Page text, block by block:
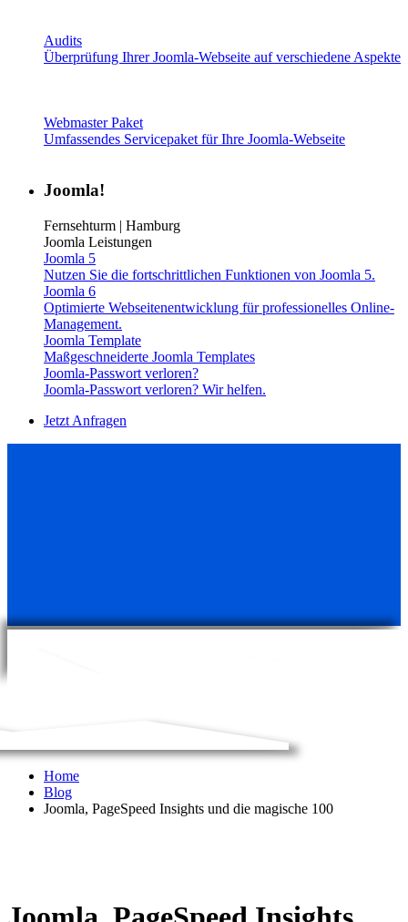
Audits
Überprüfung Ihrer Joomla-Webseite auf verschiedene Aspekte
Webmaster Paket
Umfassendes Servicepaket für Ihre Joomla-Webseite
Joomla!
Fernsehturm | Hamburg
Joomla Leistungen
Joomla 5
Nutzen Sie die fortschrittlichen Funktionen von Joomla 5.
Joomla 6
Optimierte Webseitenentwicklung für professionelles Online-
Management.
Joomla Template
Maßgeschneiderte Joomla Templates
Joomla-Passwort verloren?
Joomla-Passwort verloren? Wir helfen.
Jetzt Anfragen
Home
Blog
Joomla, PageSpeed Insights und die magische 100